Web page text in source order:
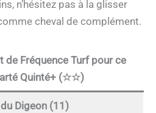
n’hésitez pas à la glisser
cheval de complément.
Fréquence Turf pour ce
Quinté+ (☆☆)
Digeon (11)